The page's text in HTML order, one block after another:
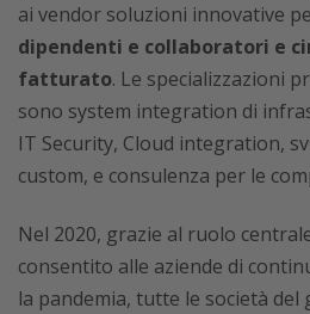
ai vendor soluzioni innovative
dipendenti e collaboratori e
fatturato. Le specializzazioni
sono system integration di
IT Security, Cloud integration,
custom, e consulenza per le
Nel 2020, grazie al ruolo
consentito alle aziende di
la pandemia, tutte le società